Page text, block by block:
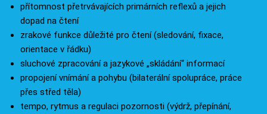
přítomnost přetrvávajících primárních reflexů a jejich
dopad na čtení
zrakové funkce důležité pro čtení (sledování, fixace,
orientace v řádku)
sluchové zpracování a jazykové „skládání“ informací
propojení vnímání a pohybu (bilaterální spolupráce, práce
přes střed těla)
tempo, rytmus a regulaci pozornosti (výdrž, přepínání,